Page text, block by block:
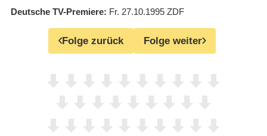
Deutsche TV-Premiere Fr. 27.10.1995 ZDF
Folge zurück Folge weiter